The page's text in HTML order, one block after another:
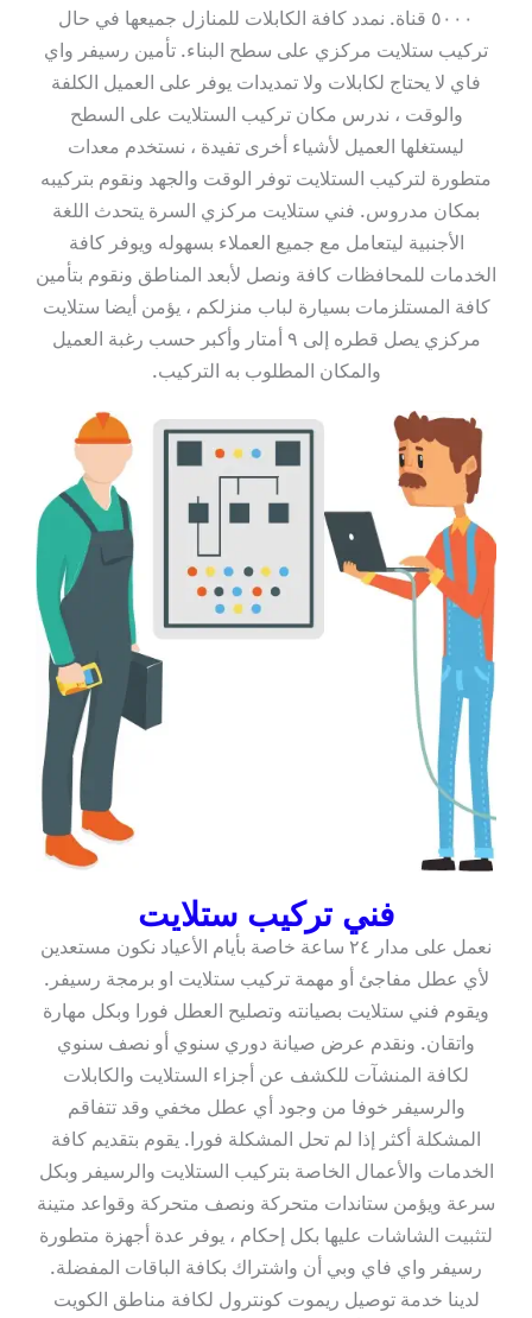
٥٠٠٠ قناة. نمدد كافة الكابلات للمنازل جميعها في حال
تركيب ستلايت مركزي على سطح البناء. تأمين رسيفر واي
فاي لا يحتاج لكابلات ولا تمديدات يوفر على العميل الكلفة
والوقت ، ندرس مكان تركيب الستلايت على السطح
ليستغلها العميل لأشياء أخرى تفيدة ، نستخدم معدات
متطورة لتركيب الستلايت توفر الوقت والجهد ونقوم بتركيبه
بمكان مدروس. فني ستلايت مركزي السرة يتحدث اللغة
الأجنبية ليتعامل مع جميع العملاء بسهوله ويوفر كافة
الخدمات للمحافظات كافة ونصل لأبعد المناطق ونقوم بتأمين
كافة المستلزمات بسيارة لباب منزلكم ، يؤمن أيضا ستلايت
مركزي يصل قطره إلى ٩ أمتار وأكبر حسب رغبة العميل
والمكان المطلوب به التركيب.
فني تركيب ستلايت
نعمل على مدار ٢٤ ساعة خاصة بأيام الأعياد نكون مستعدين
لأي عطل مفاجئ أو مهمة تركيب ستلايت او برمجة رسيفر.
ويقوم فني ستلايت بصيانته وتصليح العطل فورا وبكل مهارة
واتقان. ونقدم عرض صيانة دوري سنوي أو نصف سنوي
لكافة المنشآت للكشف عن أجزاء الستلايت والكابلات
والرسيفر خوفا من وجود أي عطل مخفي وقد تتفاقم
المشكلة أكثر إذا لم تحل المشكلة فورا. يقوم بتقديم كافة
الخدمات والأعمال الخاصة بتركيب الستلايت والرسيفر وبكل
سرعة ويؤمن ستاندات متحركة ونصف متحركة وقواعد متينة
لتثبيت الشاشات عليها بكل إحكام ، يوفر عدة أجهزة متطورة
رسيفر واي فاي وبي أن واشتراك بكافة الباقات المفضلة.
لدينا خدمة توصيل ريموت كونترول لكافة مناطق الكويت